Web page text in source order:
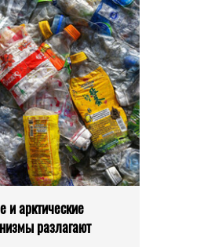
и арктические
разлагают